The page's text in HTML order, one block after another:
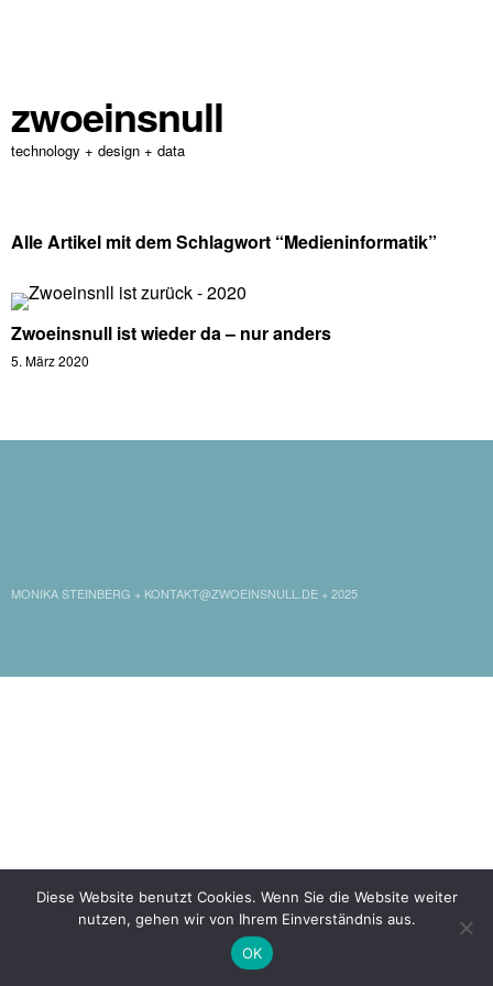
zwoeinsnull
technology + design + data
Alle Artikel mit dem Schlagwort “Medieninformatik”
Zwoeinsnull ist wieder da – nur anders
5. März 2020
MONIKA STEINBERG + KONTAKT@ZWOEINSNULL.DE + 2025
Diese Website benutzt Cookies. Wenn Sie die Website weiter
nutzen, gehen wir von Ihrem Einverständnis aus.
OK